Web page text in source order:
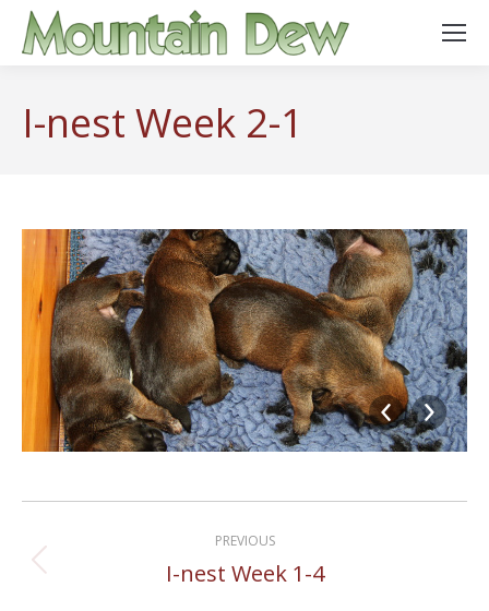
I-nest Week 2-1
navigation
PREVIOUS
Previous
I-nest Week 1-4